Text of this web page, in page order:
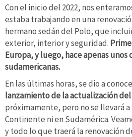
Con el inicio del 2022, nos
estaba trabajando en una
hermano sedán del Polo, que
exterior, interior y seguridad.
Europa, y luego, hace apenas
sudamericanas.
En las últimas horas, se dio a
lanzamiento de la actualización
próximamente, pero no se llevará a
Continente ni en Sudamérica.
y todo lo que traerá la renovación